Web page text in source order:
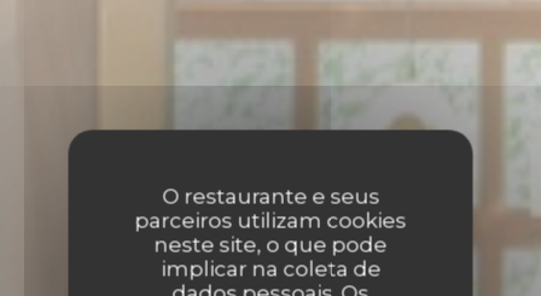
O restaurante e seus
parceiros utilizam cookies
neste site, o que pode
implicar na coleta de